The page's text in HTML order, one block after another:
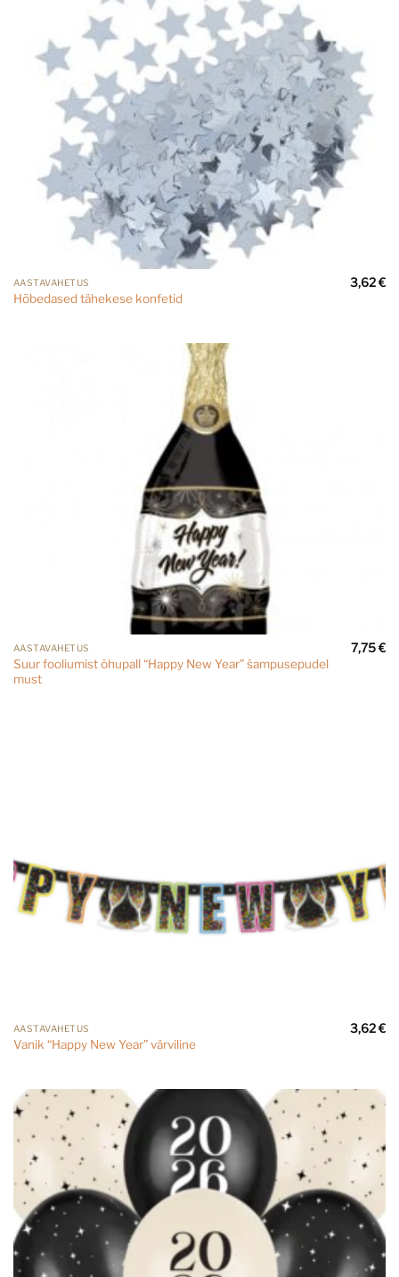
AASTAVAHETUS
Hõbedased tähekese konfetid
3,62€
AASTAVAHETUS
Suur fooliumist õhupall “Happy New Year” šampusepudel
must
7,75€
AASTAVAHETUS
Vanik “Happy New Year” värviline
3,62€